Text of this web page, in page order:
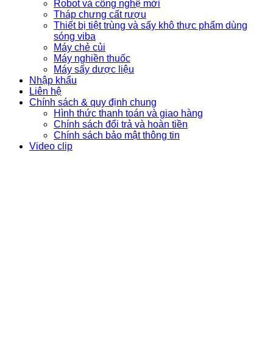
Robot và công nghệ mới
Tháp chưng cất rượu
Thiết bị tiệt trùng và sấy khô thực phẩm dùng
sóng viba
Máy chẻ củi
Máy nghiền thuốc
Máy sấy dược liệu
Nhập khẩu
Liên hệ
Chính sách & quy định chung
Hình thức thanh toán và giao hàng
Chính sách đổi trả và hoàn tiền
Chính sách bảo mật thông tin
Video clip